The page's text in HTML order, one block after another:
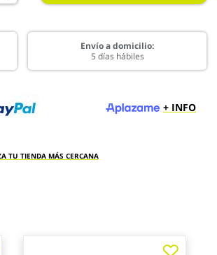
Envío a domicilio:
5 días hábiles
+ INFO
TU TIENDA MÁS CERCANA